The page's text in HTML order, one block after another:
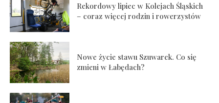
Rekordowy lipiec w Kolejach Śląskich
– coraz więcej rodzin i rowerzystów
Nowe życie stawu Szuwarek. Co się
zmieni w Łabędach?